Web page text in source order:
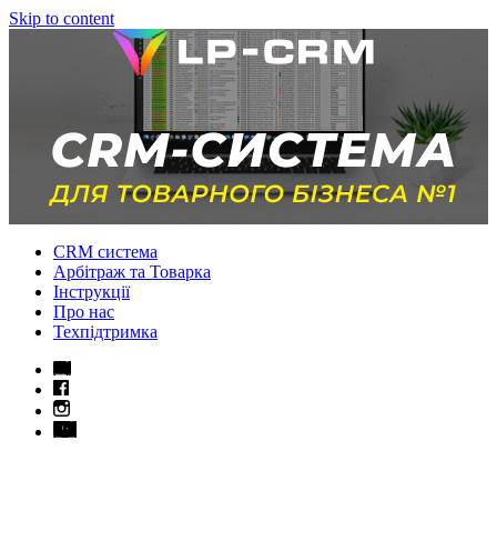
Skip to content
CRM система
Арбітраж та Товарка
Інструкції
Про нас
Техпідтримка